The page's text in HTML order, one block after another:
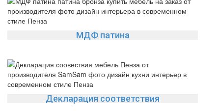
МДФ патина
Декларация соответствия